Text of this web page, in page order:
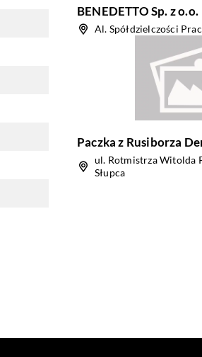
BENEDETTO Sp. z o.o.
Al. Spółdzielczości
Paczka z Rusiborza
ul. Rotmistrza Witolda
Słupca